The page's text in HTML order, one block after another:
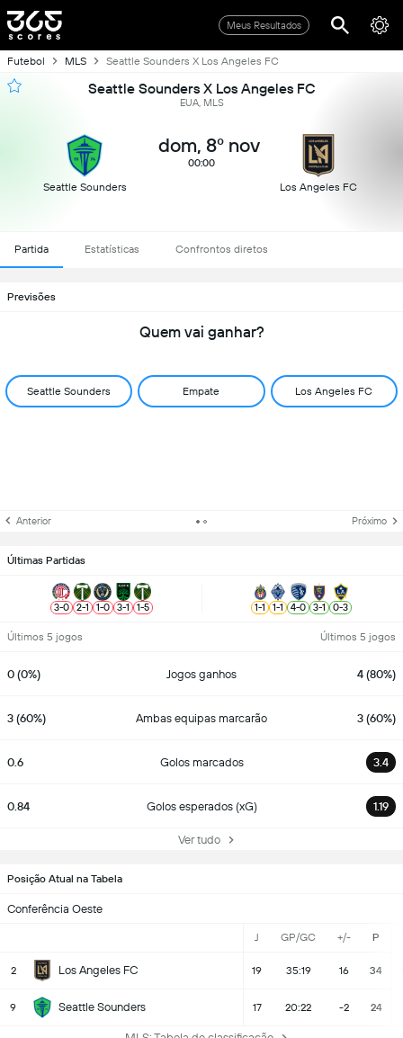
Meus Resultados
Futebol MLS Seattle Sounders X Los Angeles FC
Seattle Sounders X Los Angeles FC
EUA, MLS
Seattle Sounders
dom, 8º nov
00:00
Los Angeles FC
Partida Estatísticas Confrontos diretos
Previsões
Quem vai ganhar?
Seattle Sounders Empate Los Angeles FC
Anterior Próximo
Últimas Partidas
3-0 2-1 1-0 3-1 1-5 1-1 1-1 4-0 3-1 0-3
Últimos 5 jogos Últimos 5 jogos
0 (0%) Jogos ganhos 4 (80%)
3 (60%) Ambas equipas marcarão 3 (60%)
0.6 Golos marcados 3.4
0.84 Golos esperados (xG) 1.19
Ver tudo
Posição Atual na Tabela
Conferência Oeste
J GP/GC +/- P
2 Los Angeles FC 19 35:19 16 34
9 Seattle Sounders 17 20:22 -2 24